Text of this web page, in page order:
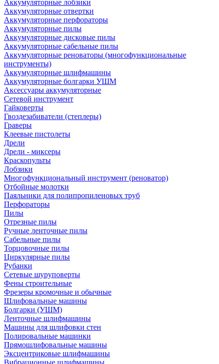
Аккумуляторные лобзики
Аккумуляторные отвертки
Аккумуляторные перфораторы
Аккумуляторные пилы
Аккумуляторные дисковые пилы
Аккумуляторные сабельные пилы
Аккумуляторные реноваторы (многофункциональные
инструменты)
Аккумуляторные шлифмашины
Аккумуляторные болгарки УШМ
Аксессуары аккумуляторные
Сетевой инструмент
Гайковерты
Гвоздезабиватели (степлеры)
Граверы
Клеевые пистолеты
Дрели
Дрели - миксеры
Краскопульты
Лобзики
Многофункциональный инструмент (реноватор)
Отбойные молотки
Паяльники для полипропиленовых труб
Перфораторы
Пилы
Отрезные пилы
Ручные ленточные пилы
Сабельные пилы
Торцовочные пилы
Циркулярные пилы
Рубанки
Сетевые шуруповерты
Фены строительные
Фрезеры кромочные и обычные
Шлифовальные машины
Болгарки (УШМ)
Ленточные шлифмашины
Машины для шлифовки стен
Полировальные машинки
Прямошлифовальные машины
Эксцентриковые шлифмашины
Вибрационные шлифмашины